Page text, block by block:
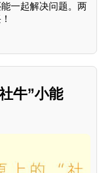
一起解决问题。两
牛”小能